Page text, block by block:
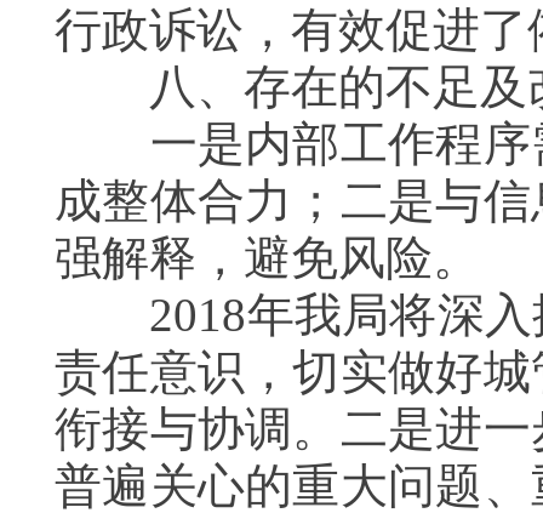
行政诉讼，有效促进
八、存在的不足及
一是内部工作程序
成整体合力；二是与
强解释，避免风险。
2018年我局将深入
责任意识，切实做好
衔接与协调。二是进
普遍关心的重大问题